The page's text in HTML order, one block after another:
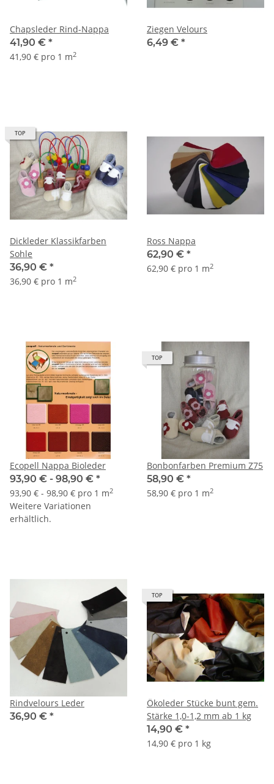
Chapsleder Rind-Nappa
41,90 € *
41,90 € pro 1 m2
Ziegen Velours
6,49 € *
TOP
Dickleder Klassikfarben
Sohle
36,90 € *
36,90 € pro 1 m2
Ross Nappa
62,90 € *
62,90 € pro 1 m2
Ecopell Nappa Bioleder
93,90 € - 98,90 € *
93,90 € - 98,90 € pro 1 m2
Weitere Variationen
erhältlich.
TOP
Bonbonfarben Premium Z75
58,90 € *
58,90 € pro 1 m2
Rindvelours Leder
36,90 € *
TOP
Ökoleder Stücke bunt gem.
Stärke 1,0-1,2 mm ab 1 kg
14,90 € *
14,90 € pro 1 kg